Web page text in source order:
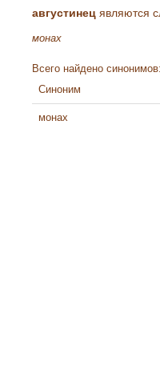
августинец являются
монах
Всего найдено
Синоним
монах